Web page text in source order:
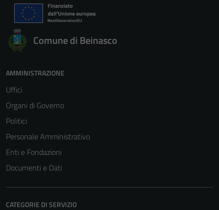
Comune di Beinasco
AMMINISTRAZIONE
Uffici
Organi di Governo
Politici
Personale Amministrativo
Enti e Fondazioni
Documenti e Dati
CATEGORIE DI SERVIZIO